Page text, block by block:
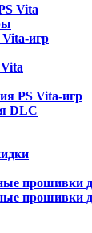
Vita
игр
PS Vita-игр
DLC
прошивки
прошивки